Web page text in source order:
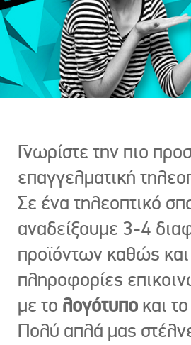
Γνωρίστε την πιο
επαγγελματική
Σε ένα τηλεοπτικό
αναδείξουμε 3-4
προϊόντων καθώς
πληροφορίες
με το λογότυπο και
Πολύ απλά μας